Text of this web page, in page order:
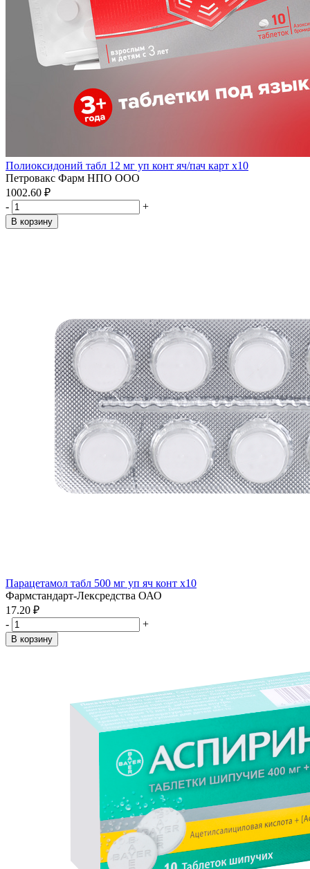
Полиоксидоний табл 12 мг уп конт яч/пач карт x10
Петровакс Фарм НПО ООО
1002.60 ₽
-
+
В корзину
Парацетамол табл 500 мг уп яч конт x10
Фармстандарт-Лексредства ОАО
17.20 ₽
-
+
В корзину